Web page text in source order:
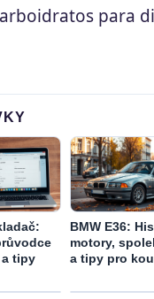
para
tipy
BMW E36:
motory,
a tipy pro